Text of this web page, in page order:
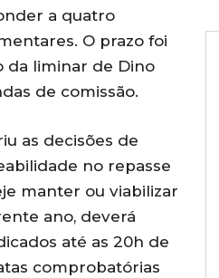
a quatro
O prazo foi
da liminar de Dino
de comissão.
as decisões de
no repasse
manter ou viabilizar
ano, deverá
até as 20h de
comprobatórias